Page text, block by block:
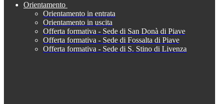
Orientamento
Orientamento in entrata
Orientamento in uscita
Offerta formativa - Sede di San Donà di Piave
Offerta formativa - Sede di Fossalta di Piave
Offerta formativa - Sede di S. Stino di Livenza